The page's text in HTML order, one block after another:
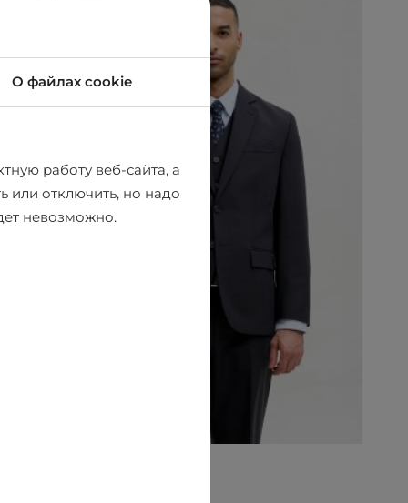
О файлах cookie
работу веб-сайта, а
или отключить, но надо
невозможно.